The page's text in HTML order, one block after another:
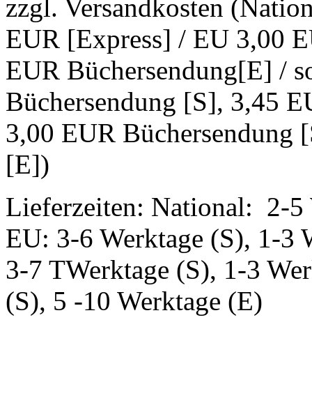
zzgl. Versandkosten
EUR [Express] / EU 3,00
EUR Büchersendung[E] /
Büchersendung [S], 3,45
3,00 EUR Büchersendung
[E])
Lieferzeiten: National: 2-5
EU: 3-6 Werktage (S), 1-3
3-7 TWerktage (S), 1-3
(S), 5 -10 Werktage (E)